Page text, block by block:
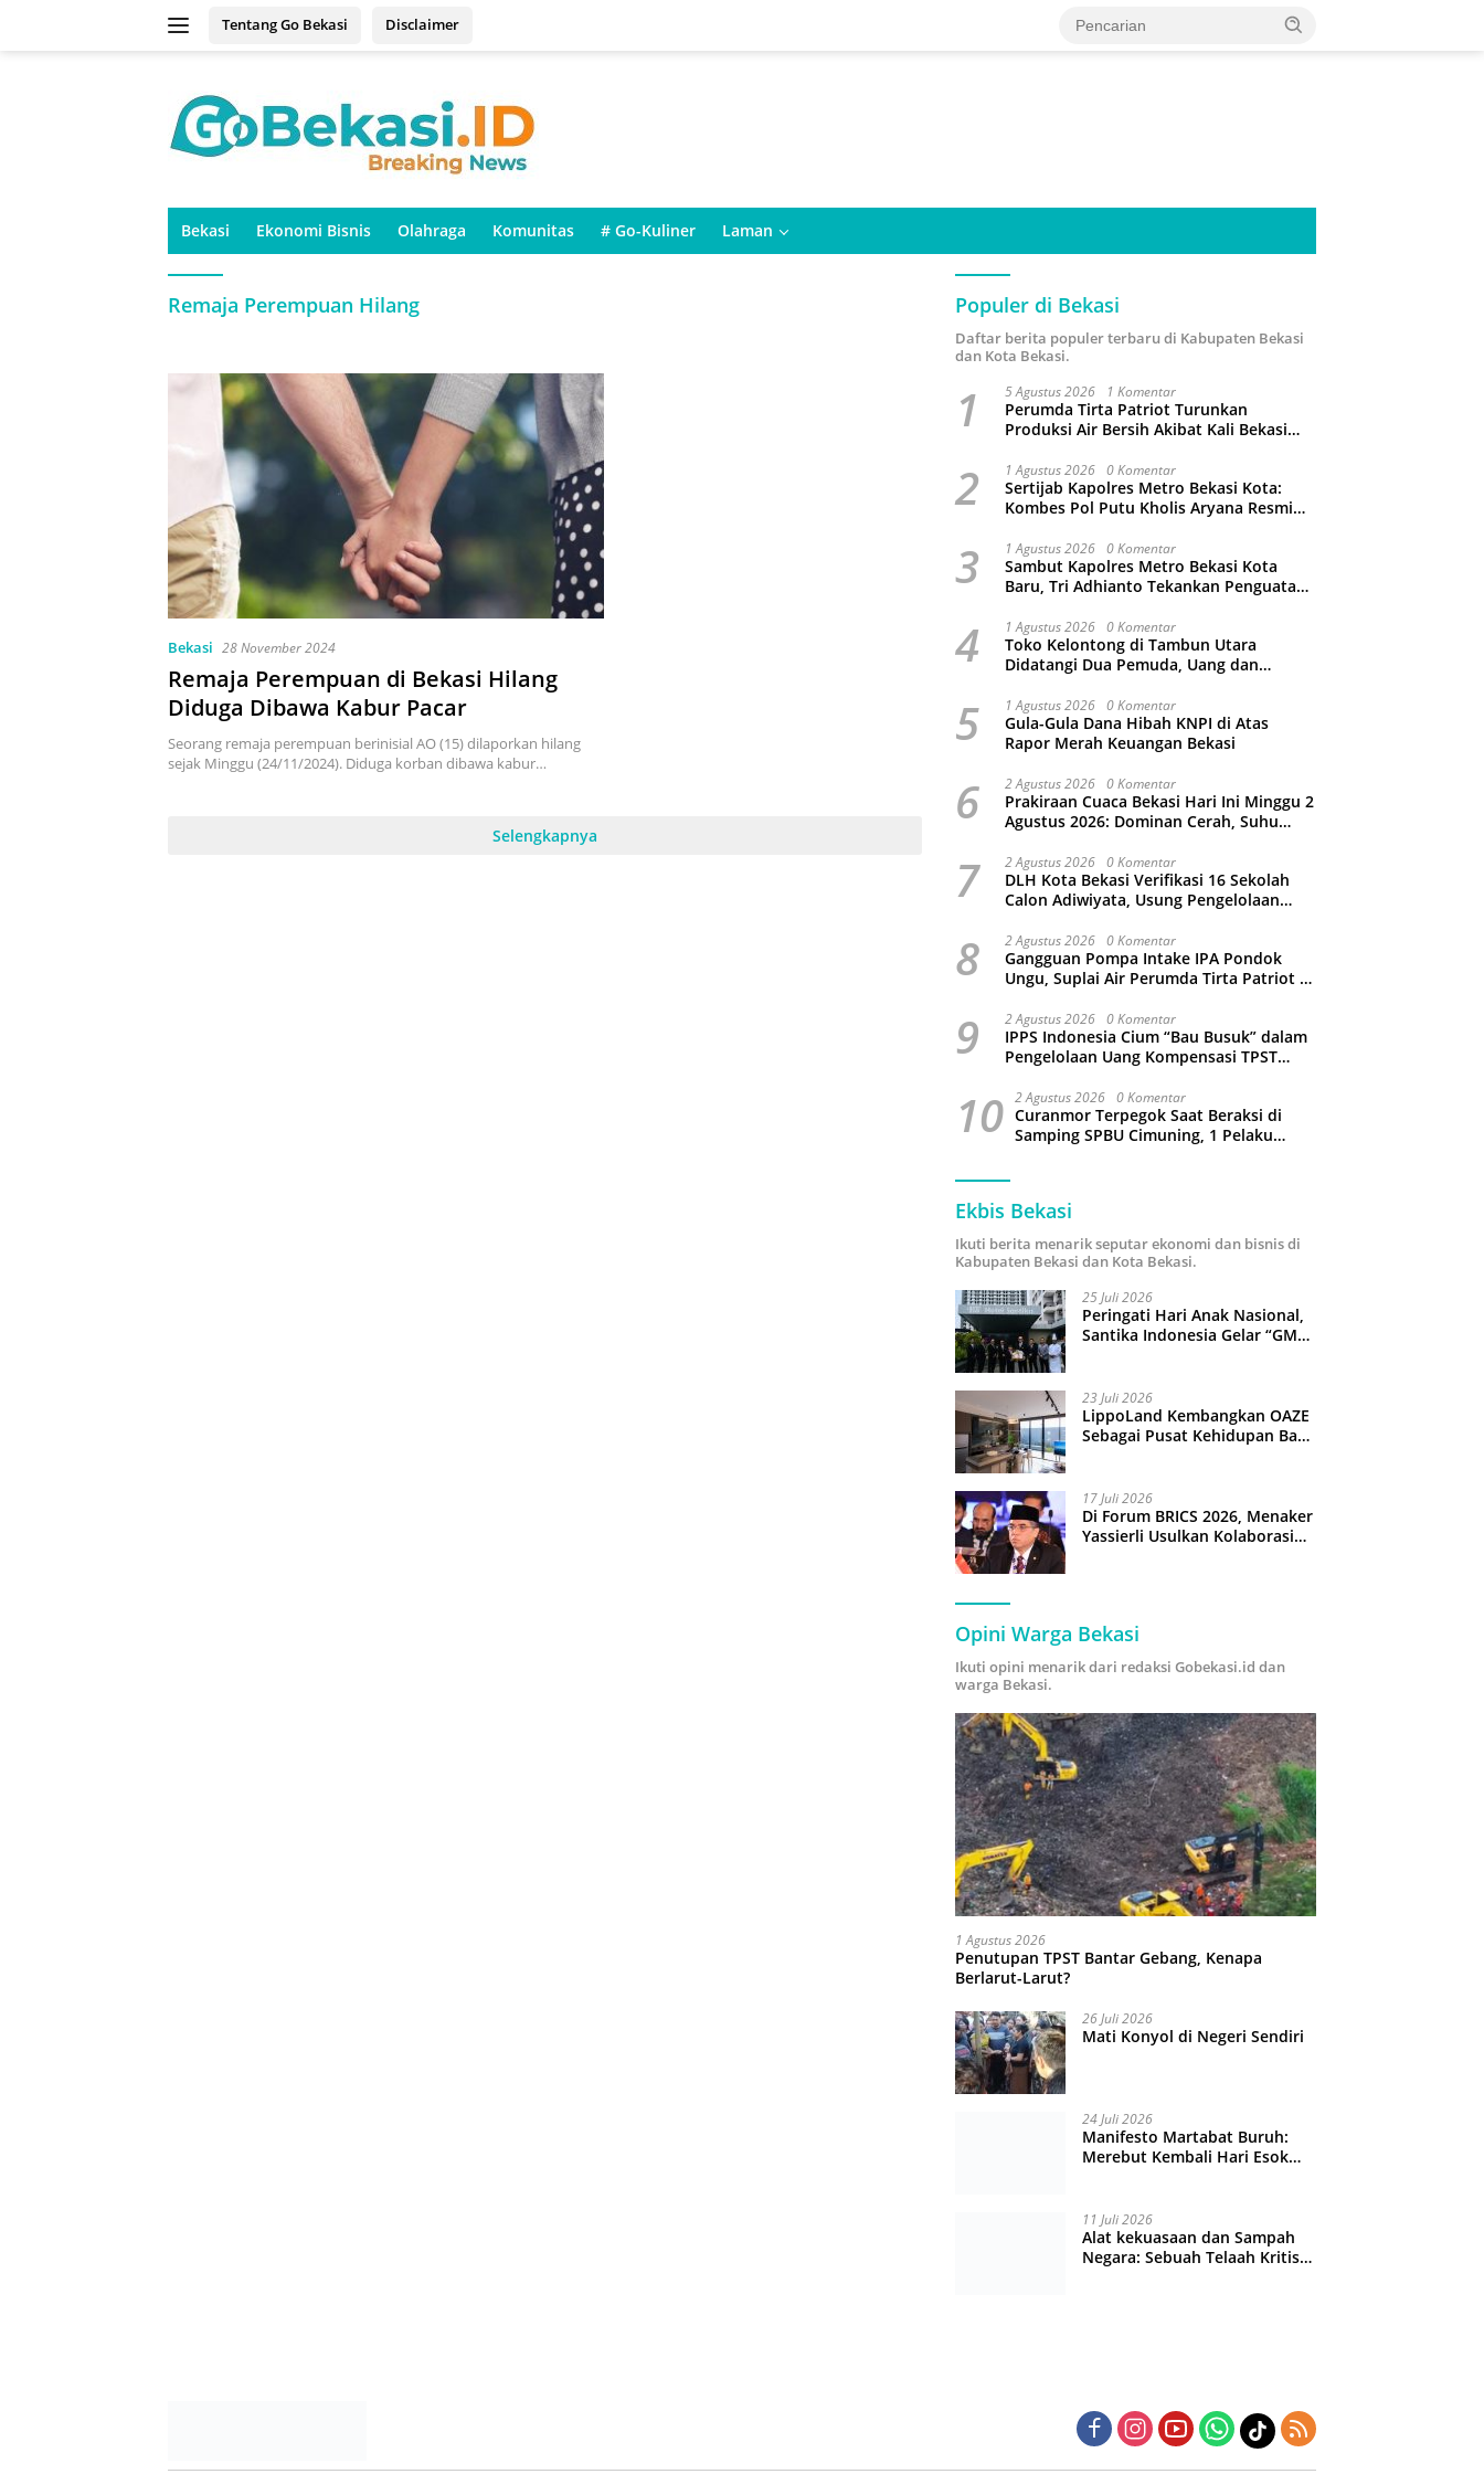
Tentang Go Bekasi Disclaimer
Bekasi Ekonomi Bisnis Olahraga Komunitas # Go-Kuliner Laman
Remaja Perempuan Hilang
Bekasi 28 November 2024
Remaja Perempuan di Bekasi Hilang
Diduga Dibawa Kabur Pacar
Seorang remaja perempuan berinisial AO (15) dilaporkan hilang
sejak Minggu (24/11/2024). Diduga korban dibawa kabur…
Selengkapnya
Populer di Bekasi
Daftar berita populer terbaru di Kabupaten Bekasi
dan Kota Bekasi.
1 5 Agustus 2026 1 Komentar
Perumda Tirta Patriot Turunkan
Produksi Air Bersih Akibat Kali Bekasi
2 1 Agustus 2026 0 Komentar
Sertijab Kapolres Metro Bekasi Kota:
Kombes Pol Putu Kholis Aryana Resmi
Bintoro
3 1 Agustus 2026 0 Komentar
Sambut Kapolres Metro Bekasi Kota
Baru, Tri Adhianto Tekankan Penguatan
4 1 Agustus 2026 0 Komentar
Toko Kelontong di Tambun Utara
Didatangi Dua Pemuda, Uang dan
5 1 Agustus 2026 0 Komentar
Gula-Gula Dana Hibah KNPI di Atas
Rapor Merah Keuangan Bekasi
6 2 Agustus 2026 0 Komentar
Prakiraan Cuaca Bekasi Hari Ini Minggu 2
Agustus 2026: Dominan Cerah, Suhu
7 2 Agustus 2026 0 Komentar
DLH Kota Bekasi Verifikasi 16 Sekolah
Calon Adiwiyata, Usung Pengelolaan
8 2 Agustus 2026 0 Komentar
Gangguan Pompa Intake IPA Pondok
Ungu, Suplai Air Perumda Tirta Patriot di
9 2 Agustus 2026 0 Komentar
IPPS Indonesia Cium “Bau Busuk” dalam
Pengelolaan Uang Kompensasi TPST
10 2 Agustus 2026 0 Komentar
Curanmor Terpegok Saat Beraksi di
Samping SPBU Cimuning, 1 Pelaku
Ekbis Bekasi
Ikuti berita menarik seputar ekonomi dan bisnis di
Kabupaten Bekasi dan Kota Bekasi.
25 Juli 2026
Peringati Hari Anak Nasional,
Santika Indonesia Gelar “GM
23 Juli 2026
LippoLand Kembangkan OAZE
Sebagai Pusat Kehidupan Baru
17 Juli 2026
Di Forum BRICS 2026, Menaker
Yassierli Usulkan Kolaborasi
Opini Warga Bekasi
Ikuti opini menarik dari redaksi Gobekasi.id dan
warga Bekasi.
1 Agustus 2026
Penutupan TPST Bantar Gebang, Kenapa
Berlarut-Larut?
26 Juli 2026
Mati Konyol di Negeri Sendiri
24 Juli 2026
Manifesto Martabat Buruh:
Merebut Kembali Hari Esok
11 Juli 2026
Alat kekuasaan dan Sampah
Negara: Sebuah Telaah Kritis